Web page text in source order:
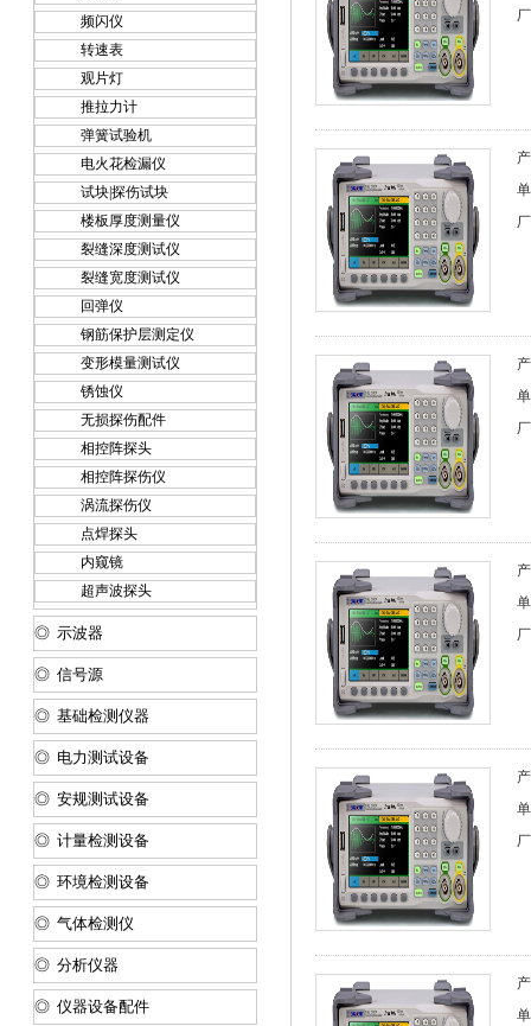
频闪仪
转速表
观片灯
推拉力计
弹簧试验机
电火花检漏仪
试块|探伤试块
楼板厚度测量仪
裂缝深度测试仪
裂缝宽度测试仪
回弹仪
钢筋保护层测定仪
变形模量测试仪
锈蚀仪
无损探伤配件
相控阵探头
相控阵探伤仪
涡流探伤仪
点焊探头
内窥镜
超声波探头
◎ 示波器
◎ 信号源
◎ 基础检测仪器
◎ 电力测试设备
◎ 安规测试设备
◎ 计量检测设备
◎ 环境检测设备
◎ 气体检测仪
◎ 分析仪器
◎ 仪器设备配件